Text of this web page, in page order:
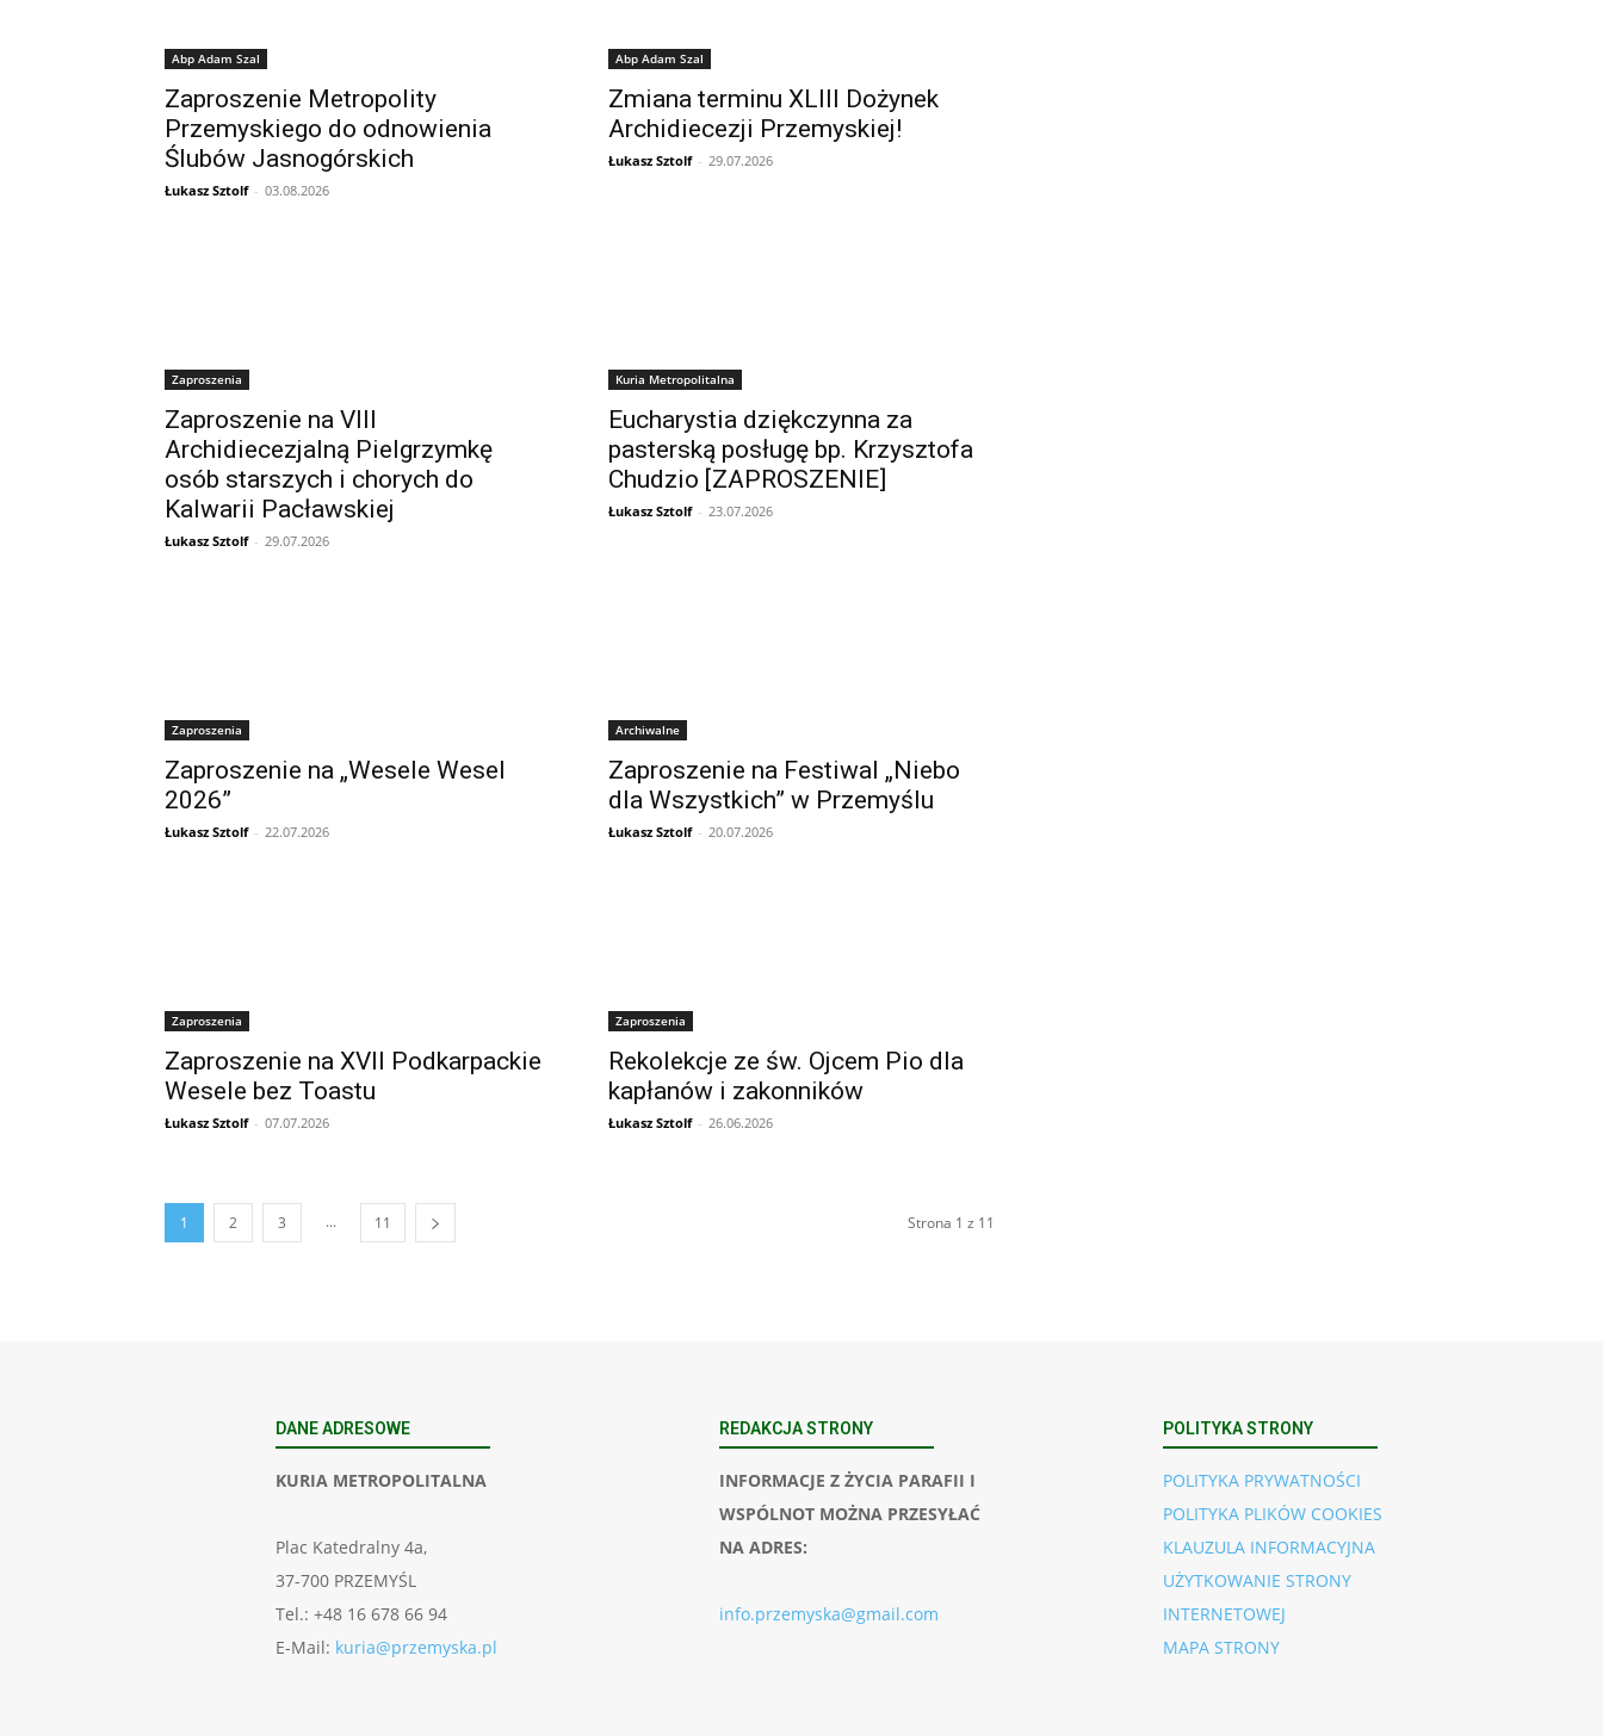
Abp Adam Szal
Zaproszenie Metropolity
Przemyskiego do odnowienia
Ślubów Jasnogórskich
Łukasz Sztolf - 03.08.2026
Abp Adam Szal
Zmiana terminu XLIII Dożynek
Archidiecezji Przemyskiej!
Łukasz Sztolf - 29.07.2026
Zaproszenia
Zaproszenie na VIII
Archidiecezjalną Pielgrzymkę
osób starszych i chorych do
Kalwarii Pacławskiej
Łukasz Sztolf - 29.07.2026
Kuria Metropolitalna
Eucharystia dziękczynna za
pasterską posługę bp. Krzysztofa
Chudzio [ZAPROSZENIE]
Łukasz Sztolf - 23.07.2026
Zaproszenia
Zaproszenie na „Wesele Wesel
2026”
Łukasz Sztolf - 22.07.2026
Archiwalne
Zaproszenie na Festiwal „Niebo
dla Wszystkich” w Przemyślu
Łukasz Sztolf - 20.07.2026
Zaproszenia
Zaproszenie na XVII Podkarpackie
Wesele bez Toastu
Łukasz Sztolf - 07.07.2026
Zaproszenia
Rekolekcje ze św. Ojcem Pio dla
kapłanów i zakonników
Łukasz Sztolf - 26.06.2026
1 2 3 ... 11 Strona 1 z 11
DANE ADRESOWE
KURIA METROPOLITALNA
Plac Katedralny 4a,
37-700 PRZEMYŚL
Tel.: +48 16 678 66 94
E-Mail: kuria@przemyska.pl
REDAKCJA STRONY
INFORMACJE Z ŻYCIA PARAFII I
WSPÓLNOT MOŻNA PRZESYŁAĆ
NA ADRES:
info.przemyska@gmail.com
POLITYKA STRONY
POLITYKA PRYWATNOŚCI
POLITYKA PLIKÓW COOKIES
KLAUZULA INFORMACYJNA
UŻYTKOWANIE STRONY
INTERNETOWEJ
MAPA STRONY